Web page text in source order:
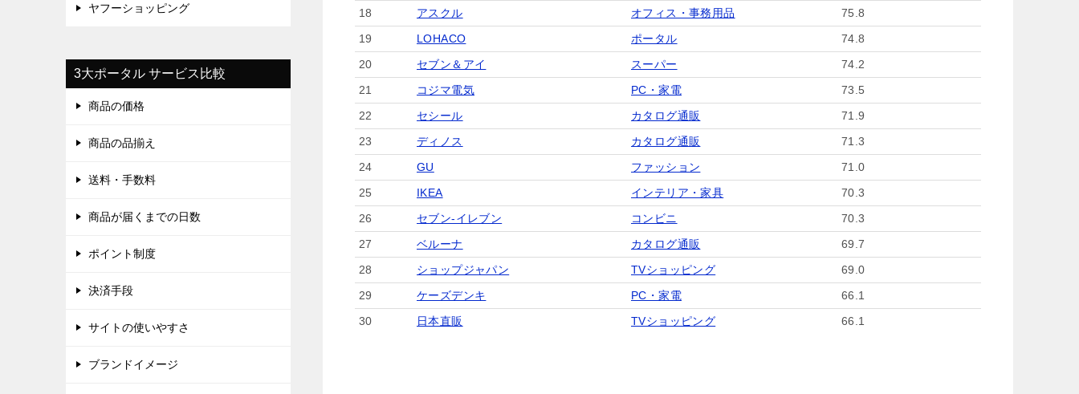
18
アスクル オフィス・事務用品
75.8
19
LOHACO ポータル
74.8
20
セブン＆アイ スーパー
74.2
21
コジマ電気 PC・家電
73.5
22
セシール カタログ通販
71.9
23
ディノス カタログ通販
71.3
24
GU ファッション
71.0
25
IKEA インテリア・家具
70.3
26
セブン‐イレブン コンビニ
70.3
27
ベルーナ カタログ通販
69.7
28
ショップジャパン TVショッピング
69.0
29
ケーズデンキ PC・家電
66.1
30
日本直販 TVショッピング 66.1
ヤフーショッピング
3大ポータル サービス比較
商品の価格
商品の品揃え
送料・手数料
商品が届くまでの日数
ポイント制度
決済手段
サイトの使いやすさ
ブランドイメージ